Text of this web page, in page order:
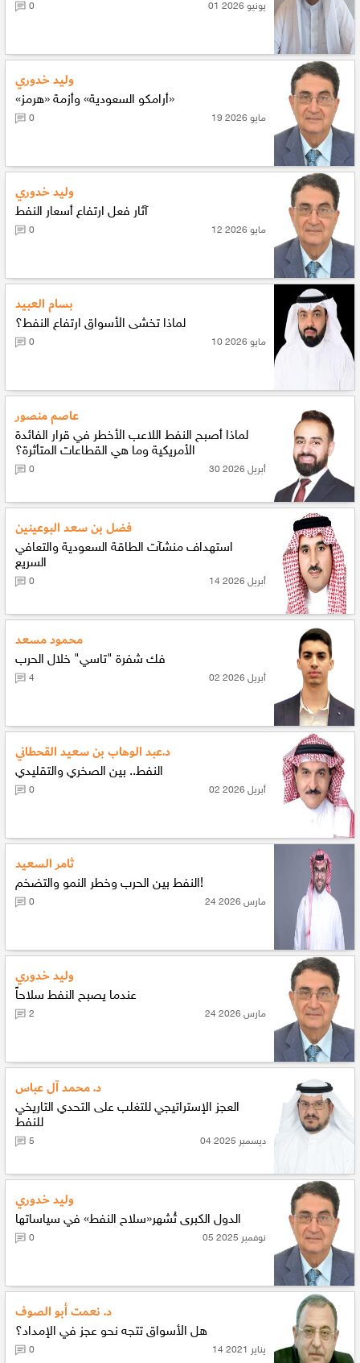
01 يونيو 2026 0
وليد خدوري
«أرامكو السعودية» وأزمة «هرمز»
19 مايو 2026 0
وليد خدوري
آثار فعل ارتفاع أسعار النفط
12 مايو 2026 0
بسام العبيد
لماذا تخشى الأسواق ارتفاع النفط؟
10 مايو 2026 0
عاصم منصور
لماذا أصبح النفط اللاعب الأخطر في قرار الفائدة
الأمريكية وما هي القطاعات المتأثرة؟
30 أبريل 2026 0
فضل بن سعد البوعينين
استهداف منشآت الطاقة السعودية والتعافي
السريع
14 أبريل 2026 0
محمود مسعد
فك شفرة "تاسي" خلال الحرب
02 أبريل 2026 4
د.عبد الوهاب بن سعيد القحطاني
النفط.. بين الصخري والتقليدي
02 أبريل 2026 0
ثامر السعيد
النفط بين الحرب وخطر النمو والتضخم!
24 مارس 2026 0
وليد خدوري
عندما يصبح النفط سلاحاً
24 مارس 2026 2
د. محمد آل عباس
العجز الإستراتيجي للتغلب على التحدي التاريخي
للنفط
04 ديسمبر 2025 5
وليد خدوري
الدول الكبرى تُشهر«سلاح النفط» في سياساتها
05 نوفمبر 2025 0
د. نعمت أبو الصوف
هل الأسواق تتجه نحو عجز في الإمداد؟
14 يناير 2021 0